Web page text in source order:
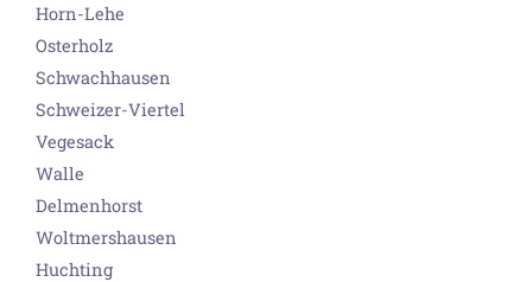
Horn-Lehe
Osterholz
Schwachhausen
Schweizer-Viertel
Vegesack
Walle
Delmenhorst
Woltmershausen
Huchting